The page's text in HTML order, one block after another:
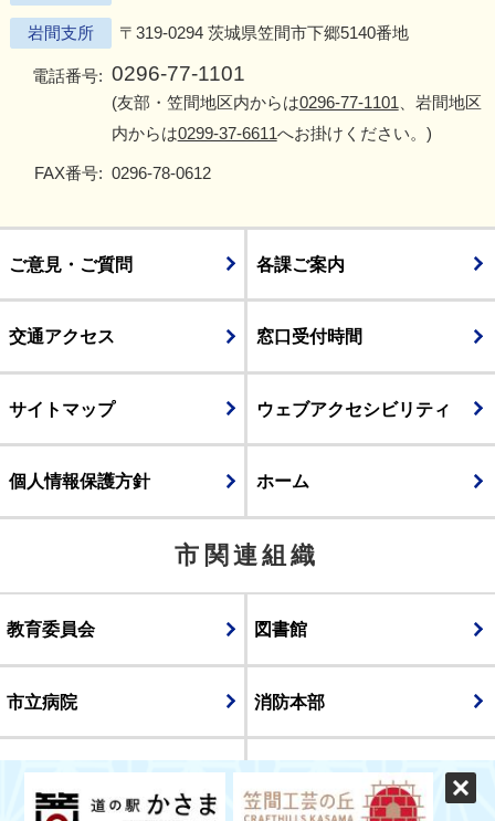
岩間支所 〒319-0294 茨城県笠間市下郷5140番地
電話番号: 0296-77-1101
(友部・笠間地区内からは0296-77-1101 、岩間地区
内からは0299-37-6611へお掛けください。)
FAX番号: 0296-78-0612
ご意見・ご質問 各課ご案内
交通アクセス 窓口受付時間
サイトマップ ウェブアクセシビリティ
個人情報保護方針 ホーム
市関連組織
教育委員会 図書館
市立病院 消防本部
議会